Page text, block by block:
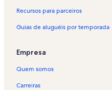
Aluguéis por temporada - D
Aluguéis por temporada -
Aluguéis por temporada -
Recursos para parceiros
Guias de aluguéis por temporada
Empresa
Quem somos
Carreiras